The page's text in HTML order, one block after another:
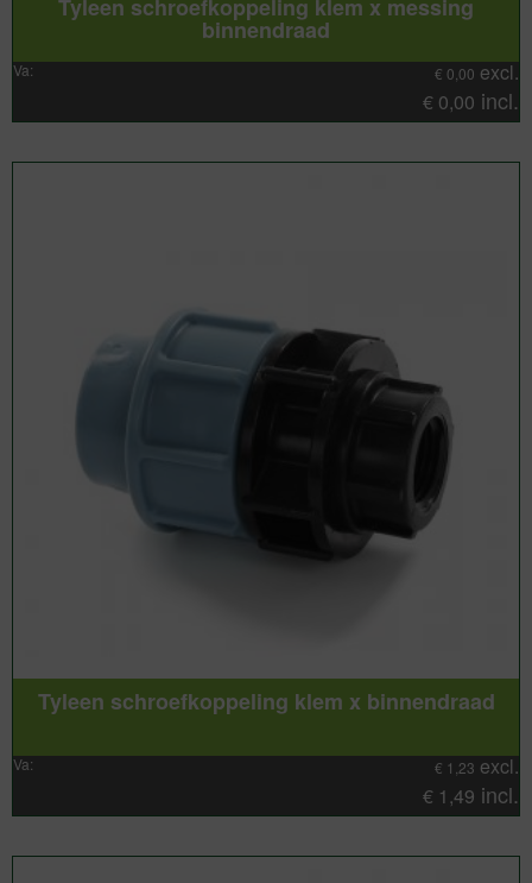
Tyleen schroefkoppeling klem x messing
binnendraad
Va: € 0,00 excl.
€ 0,00 incl.
Tyleen schroefkoppeling klem x binnendraad
Va: € 1,23 excl.
€ 1,49 incl.